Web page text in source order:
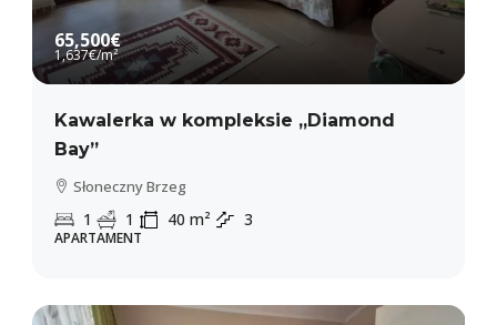
65,500€
1,637€/m²
Kawalerka w kompleksie „Diamond
Bay”
Słoneczny Brzeg
1 1 40 m² 3
APARTAMENT